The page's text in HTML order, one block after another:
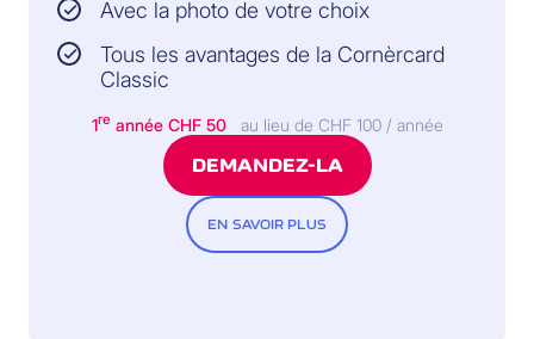
Avec la photo de votre choix
Tous les avantages de la Cornèrcard
Classic
1re année CHF 50 au lieu de CHF 100 / année
DEMANDEZ-LA
EN SAVOIR PLUS